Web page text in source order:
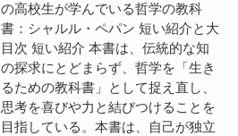
の高校生が学んでいる哲学の教科
書：シャルル・ペパン 短い紹介と大
目次 短い紹介 本書は、伝統的な知
の探求にとどまらず、哲学を「生き
るための教科書」として捉え直し、
思考を喜びや力と結びつけることを
目指している。本書は、自己が独立